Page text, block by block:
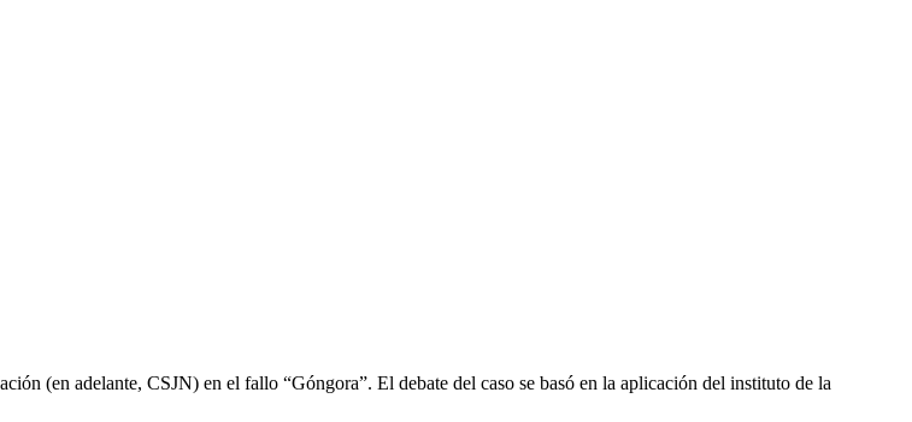
(en adelante, CSJN) en el fallo “Góngora”. El debate del caso se basó en la aplicación del instituto de la